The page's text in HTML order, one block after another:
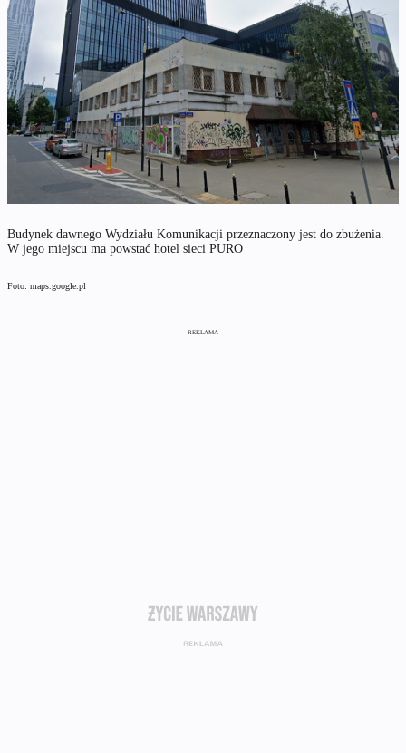
Budynek dawnego Wydziału Komunikacji przeznaczony jest do zbużenia.
W jego miejscu ma powstać hotel sieci PURO
Foto: maps.google.pl
REKLAMA